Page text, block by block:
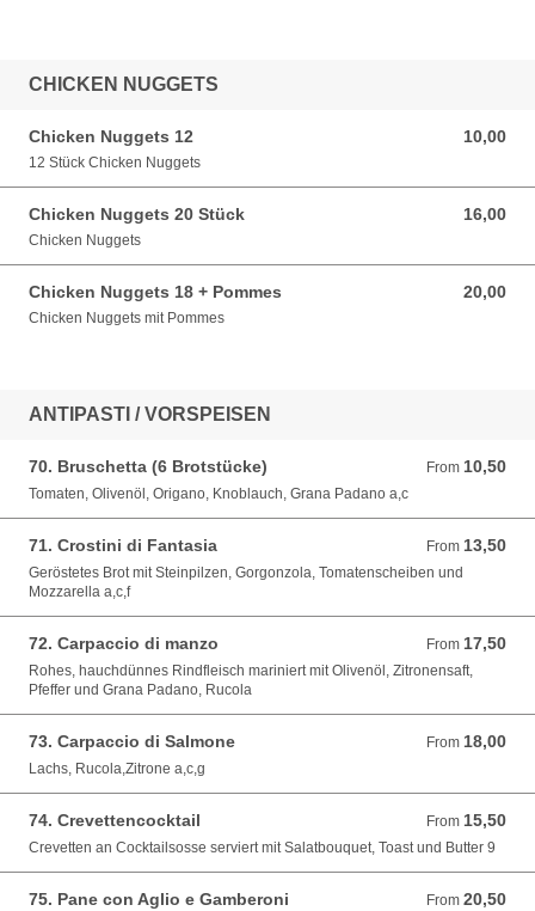
CHICKEN NUGGETS
Chicken Nuggets 12 10,00
10,00 EUR
12 Stück Chicken Nuggets
Chicken Nuggets 20 Stück 16,00
16,00 EUR
Chicken Nuggets
Chicken Nuggets 18 + Pommes 20,00
20,00 EUR
Chicken Nuggets mit Pommes
ANTIPASTI / VORSPEISEN
70. Bruschetta (6 Brotstücke) From 10,50
From 10,50 EUR
Tomaten, Olivenöl, Origano, Knoblauch, Grana Padano a,c
71. Crostini di Fantasia From 13,50
From 13,50 EUR
Geröstetes Brot mit Steinpilzen, Gorgonzola, Tomatenscheiben und
Mozzarella a,c,f
72. Carpaccio di manzo From 17,50
From 17,50 EUR
Rohes, hauchdünnes Rindfleisch mariniert mit Olivenöl, Zitronensaft,
Pfeffer und Grana Padano, Rucola
73. Carpaccio di Salmone From 18,00
From 18,00 EUR
Lachs, Rucola,Zitrone a,c,g
74. Crevettencocktail From 15,50
From 15,50 EUR
Crevetten an Cocktailsosse serviert mit Salatbouquet, Toast und Butter 9
75. Pane con Aglio e Gamberoni From 20,50
From 20,50 EUR